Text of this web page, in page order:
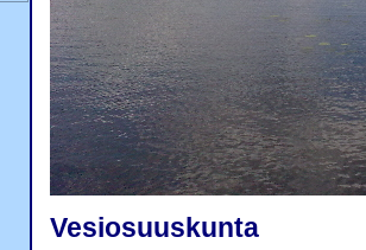
Vesiosuuskunta